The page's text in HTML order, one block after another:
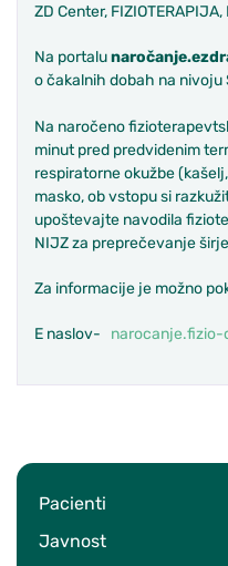
Pacienti
Javnost
ZD Center,
Na portalu
o čakalnih dobah na nivoju
Na naročeno
minut pred predvidenim
respiratorne okužbe
masko, ob vstopu si
upoštevajte navodila
NIJZ za preprečevanje
Za informacije je možno
E naslov- narocanje.fizio-